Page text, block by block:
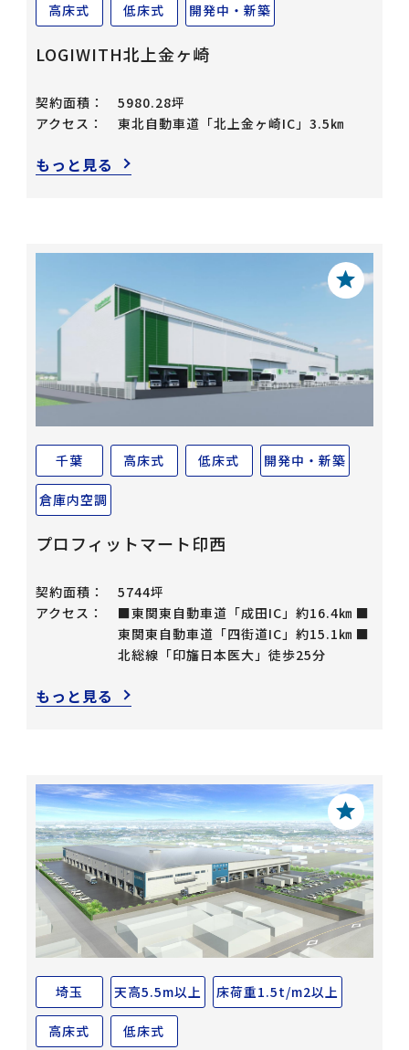
高床式 低床式 開発中・新築
LOGIWITH北上金ヶ崎
契約面積：
5980.28坪
アクセス：
東北自動車道「北上金ヶ崎IC」3.5㎞
もっと見る
千葉 高床式 低床式 開発中・新築
倉庫内空調
プロフィットマート印西
契約面積：
5744坪
アクセス：
■東関東自動車道「成田IC」約16.4㎞ ■
東関東自動車道「四街道IC」約15.1㎞ ■
北総線「印旛日本医大」徒歩25分
もっと見る
埼玉 天高5.5m以上 床荷重1.5t/m2以上
高床式 低床式